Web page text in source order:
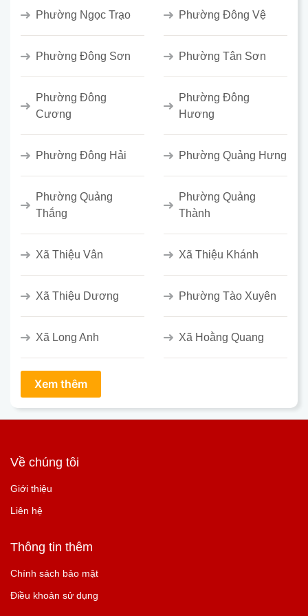
Phường Ngọc Trạo Phường Đông Vệ
Phường Đông Sơn Phường Tân Sơn
Phường Đông
Cương
Phường Đông
Hương
Phường Đông Hải Phường Quảng Hưng
Phường Quảng
Thắng
Phường Quảng
Thành
Xã Thiệu Vân Xã Thiệu Khánh
Xã Thiệu Dương Phường Tào Xuyên
Xã Long Anh Xã Hoằng Quang
Về chúng tôi
Giới thiệu
Liên hệ
Thông tin thêm
Chính sách bảo mật
Điều khoản sử dụng